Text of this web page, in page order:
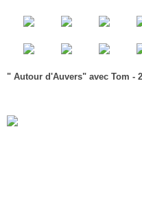
" Autour d'Auvers" avec Tom -